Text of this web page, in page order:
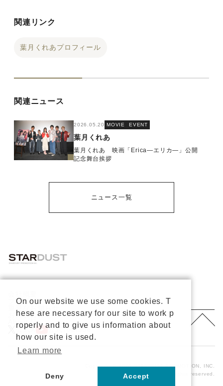
関連リンク
葉月くれあプロフィール
関連ニュース
2026.05.20 MOVIE EVENT
葉月くれあ
葉月くれあ 映画「Erica―エリカ―」公開
記念舞台挨拶
ニュース一覧
プライバシーポリシー
お問い合わせ
About Us
公式X
公式Youtube
Copyright © 2026 STARDUST PROMOTION, INC.
All rights reserved.
On our website we use some cookies. T
hese are necessary for our site to work p
roperly and to give us information about
how our site is used.
Learn more
Deny Accept